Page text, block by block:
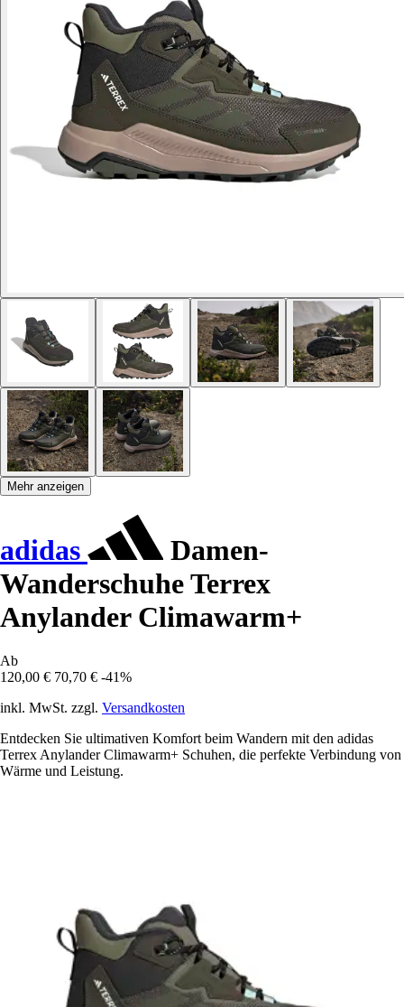
Mehr anzeigen
adidas
Damen-
Wanderschuhe Terrex
Anylander Climawarm+
Ab
120,00 € 70,70 € -41%
inkl. MwSt. zzgl. Versandkosten
Entdecken Sie ultimativen Komfort beim Wandern mit den adidas
Terrex Anylander Climawarm+ Schuhen, die perfekte Verbindung von
Wärme und Leistung.